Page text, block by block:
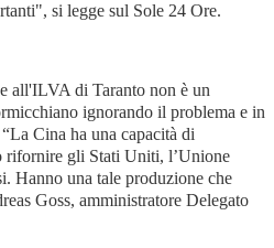
si legge sul Sole 24 Ore.
all'ILVA di Taranto non è un
ignorando il problema e in
Cina ha una capacità di
rifornire gli Stati Uniti, l’Unione
Hanno una tale produzione che
Goss, amministratore Delegato